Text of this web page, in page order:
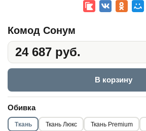
Комод Сонум
24 687 руб.
В корзину
Обивка
Ткань Ткань Люкс Ткань Premium